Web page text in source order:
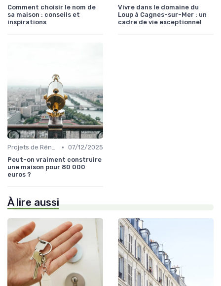
Comment choisir le nom de
sa maison : conseils et
inspirations
Vivre dans le domaine du
Loup à Cagnes-sur-Mer : un
cadre de vie exceptionnel
Projets de Rénovation • 07/12/2025
Peut-on vraiment construire
une maison pour 80 000
euros ?
À lire aussi